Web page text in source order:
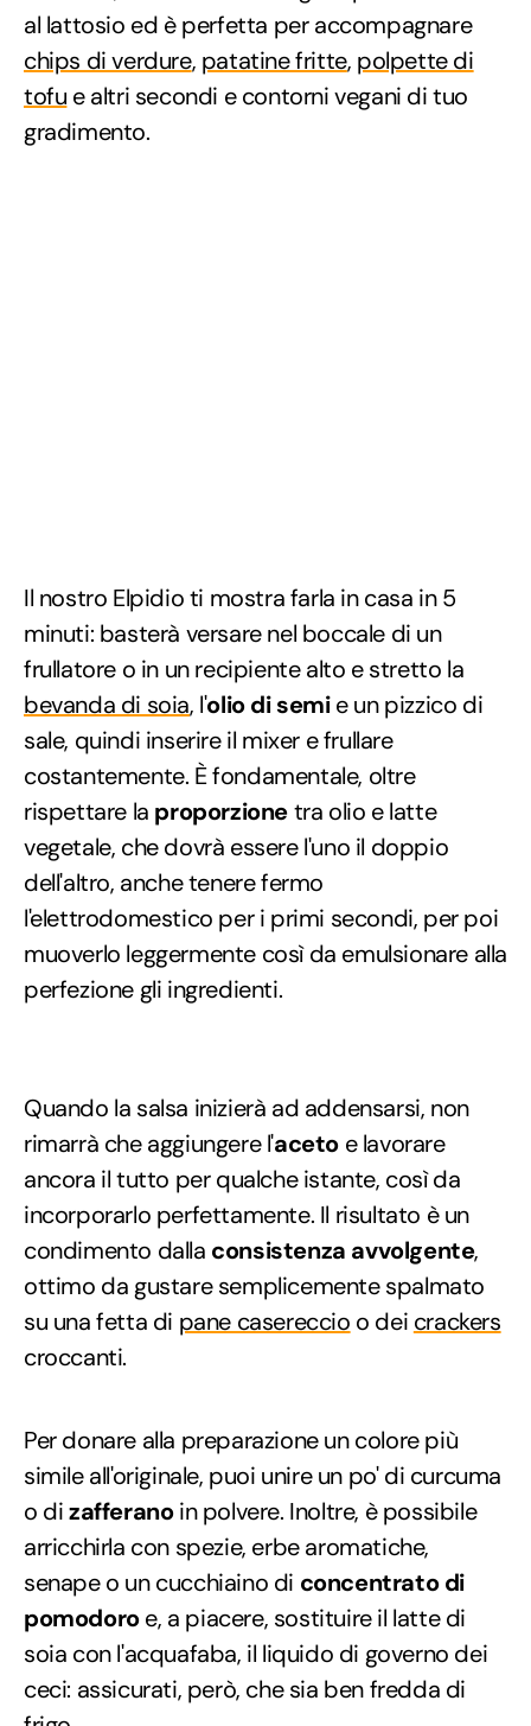
al lattosio ed è perfetta per accompagnare
chips di verdure, patatine fritte, polpette di
tofu e altri secondi e contorni vegani di tuo
gradimento.
Il nostro Elpidio ti mostra farla in casa in 5
minuti: basterà versare nel boccale di un
frullatore o in un recipiente alto e stretto la
bevanda di soia, l'olio di semie un pizzico di
sale, quindi inserire il mixer e frullare
costantemente. È fondamentale, oltre
rispettare la proporzionetra olio e latte
vegetale, che dovrà essere l'uno il doppio
dell'altro, anche tenere fermo
l'elettrodomestico per i primi secondi, per poi
muoverlo leggermente così da emulsionare alla
perfezione gli ingredienti.
Quando la salsa inizierà ad addensarsi, non
rimarrà che aggiungere l'aceto e lavorare
ancora il tutto per qualche istante, così da
incorporarlo perfettamente. Il risultato è un
condimento dalla consistenza avvolgente,
ottimo da gustare semplicemente spalmato
su una fetta di pane casereccio o dei crackers
croccanti.
Per donare alla preparazione un colore più
simile all'originale, puoi unire un po' di curcuma
o dizafferanoin polvere. Inoltre, è possibile
arricchirla con spezie, erbe aromatiche,
senape o un cucchiaino di concentrato di
pomodoroe, a piacere, sostituire il latte di
soia con l'acquafaba, il liquido di governo dei
ceci: assicurati, però, che sia ben fredda di